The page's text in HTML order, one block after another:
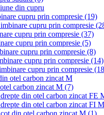
din cupru
cupru prin compresie (19)
cupru prin compresie
cupru prin compresie (37)
cupru prin compresie (5)
cupru prin compresie (8)
cupru prin compresie (14)
cupru prin compresie
otel carbon zincat M
carbon zincat M (7)
din otel carbon zincat FE
din otel carbon zincat FI M
din otel carbon zincat M (1)